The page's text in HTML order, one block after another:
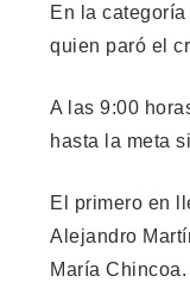
En la
quien paró el
A las 9:00
hasta la meta
El primero en
Alejandro
María Chincoa.